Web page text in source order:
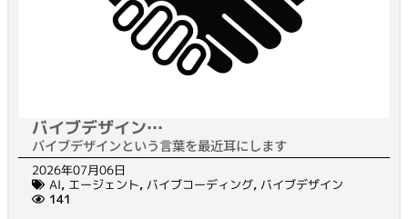
バイブデザイン…
バイブデザインという言葉を最近耳にします
2026年07月06日
AI, エージェント, バイブコーディング, バイブデザイン
141